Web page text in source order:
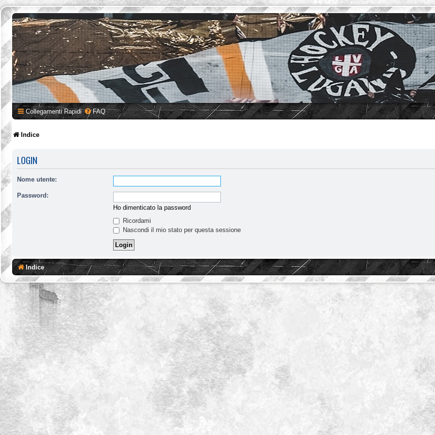
Collegamenti Rapidi FAQ
Indice
LOGIN
Nome utente:
Password:
Ho dimenticato la password
Ricordami
Nascondi il mio stato per questa sessione
Indice